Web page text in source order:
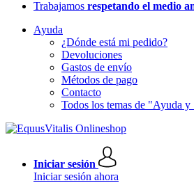
Trabajamos respetando el medio
Ayuda
¿Dónde está mi pedido?
Devoluciones
Gastos de envío
Métodos de pago
Contacto
Todos los temas de "Ayuda y
Iniciar sesión
Iniciar sesión ahora